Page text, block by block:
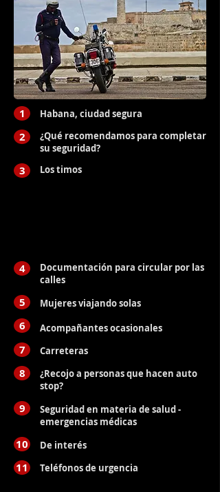
1 Habana, ciudad segura
2
¿Qué recomendamos para completar
su seguridad?
3 Los timos
4
Documentación para circular por las
calles
5 Mujeres viajando solas
6 Acompañantes ocasionales
7 Carreteras
8
¿Recojo a personas que hacen auto
stop?
9
Seguridad en materia de salud -
emergencias médicas
10 De interés
11 Teléfonos de urgencia